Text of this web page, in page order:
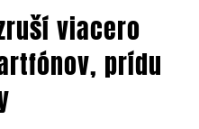
viacero
prídu